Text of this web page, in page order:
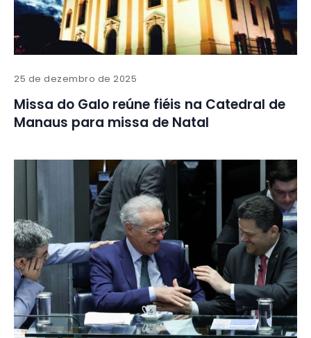
25 de dezembro de 2025
Missa do Galo reúne fiéis na Catedral de
Manaus para missa de Natal